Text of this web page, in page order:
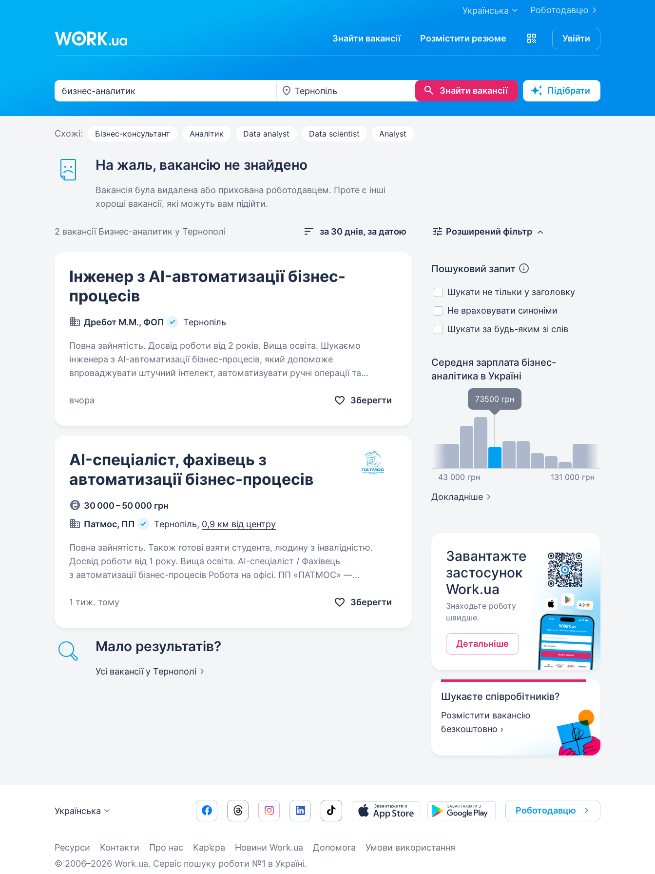
Роботодавцю
Українська
Знайти вакансії Розмістити резюме Увійти
Знайти вакансії Підібрати
Схожі: Бізнес-консультант Аналітик Data analyst Data scientist Analyst
На жаль, вакансію не знайдено
Вакансія була видалена або прихована роботодавцем. Проте є інші
хороші вакансії, які можуть вам підійти.
2 вакансії Бизнес-аналитик у Тернополі за 30 днів, за датою
Інженер з AI-автоматизації бізнес-
процесів
Дребот М.М., ФОП Тернопіль
Повна зайнятість. Досвід роботи від 2 років. Вища освіта. Шукаємо
інженера з AI-автоматизації бізнес-процесів, який допоможе
впроваджувати штучний інтелект, автоматизувати ручні операції та
потрібен…
вчора Зберегти
AI-спеціаліст, фахівець з
автоматизації бізнес-процесів
30 000 – 50 000 грн
Патмос, ПП
Тернопіль, 0,9 км від центру
Повна зайнятість. Також готові взяти студента, людину з інвалідністю.
Досвід роботи від 1 року. Вища освіта. AI-спеціаліст / Фахівець
з автоматизації бізнес-процесів Робота на офісі. ПП «ПАТМОС» —
автоматизувати бізнес-процеси за допомогою сучасних AI-технологій…
1 тиж. тому Зберегти
Мало результатів?
Усі вакансіїу Тернополі
Розширений фільтр
Пошуковий запит
Шукати не тільки у заголовку
Не враховувати синоніми
Шукати за будь-яким зі слів
Середня зарплата бізнес-
аналітика в Україні
43 000 грн
73500 грн
131 000 грн
Докладніше
Завантажте
застосунок
Work.ua
Знаходьте роботу
швидше.
Детальніше
Шукаєте співробітників?
Розмістити вакансію
безкоштовно
Українська Роботодавцю
Ресурси Контакти Про нас Кар’єра Новини Work.ua Допомога
Умови використання
© 2006–2026 Work.ua. Сервіс пошуку роботи №1 в Україні.